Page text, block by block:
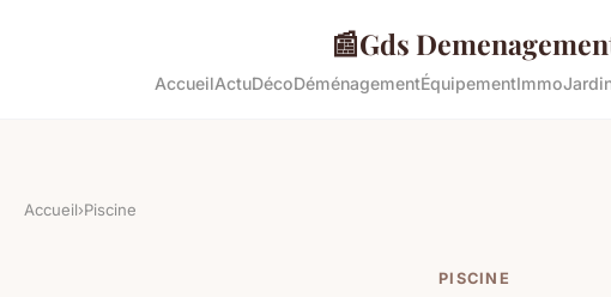
📰Gds
AccueilActuDécoDéménagementÉquipementImmo
Accueil›Piscine
PISCINE